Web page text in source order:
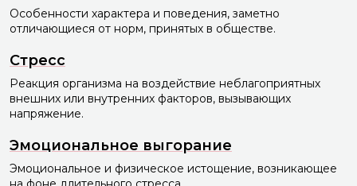
Особенности характера и поведения, заметно
отличающиеся от норм, принятых в обществе.
Стресс
Реакция организма на воздействие неблагоприятных
внешних или внутренних факторов, вызывающих
напряжение.
Эмоциональное выгорание
Эмоциональное и физическое истощение, возникающее